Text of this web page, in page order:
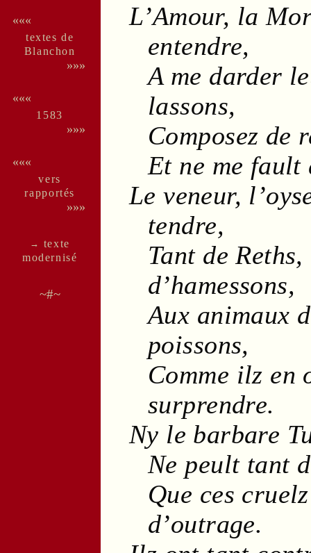
«««
textes de
Blan­chon
»»»
«««
1583
»»»
«««
vers
rappor­tés
»»»
→ texte
moder­nisé
~#~
L’Amour, la
entendre,
A me darder
lassons,
Composez de
Et ne me
Leveneur, l’
tendre,
Tant de Reths,
d’hamessons,
Aux animaux
poissons,
Comme ilz en
surprendre.
Ny le barbare
Ne peult tant
Que ces cruelz
d’outrage.